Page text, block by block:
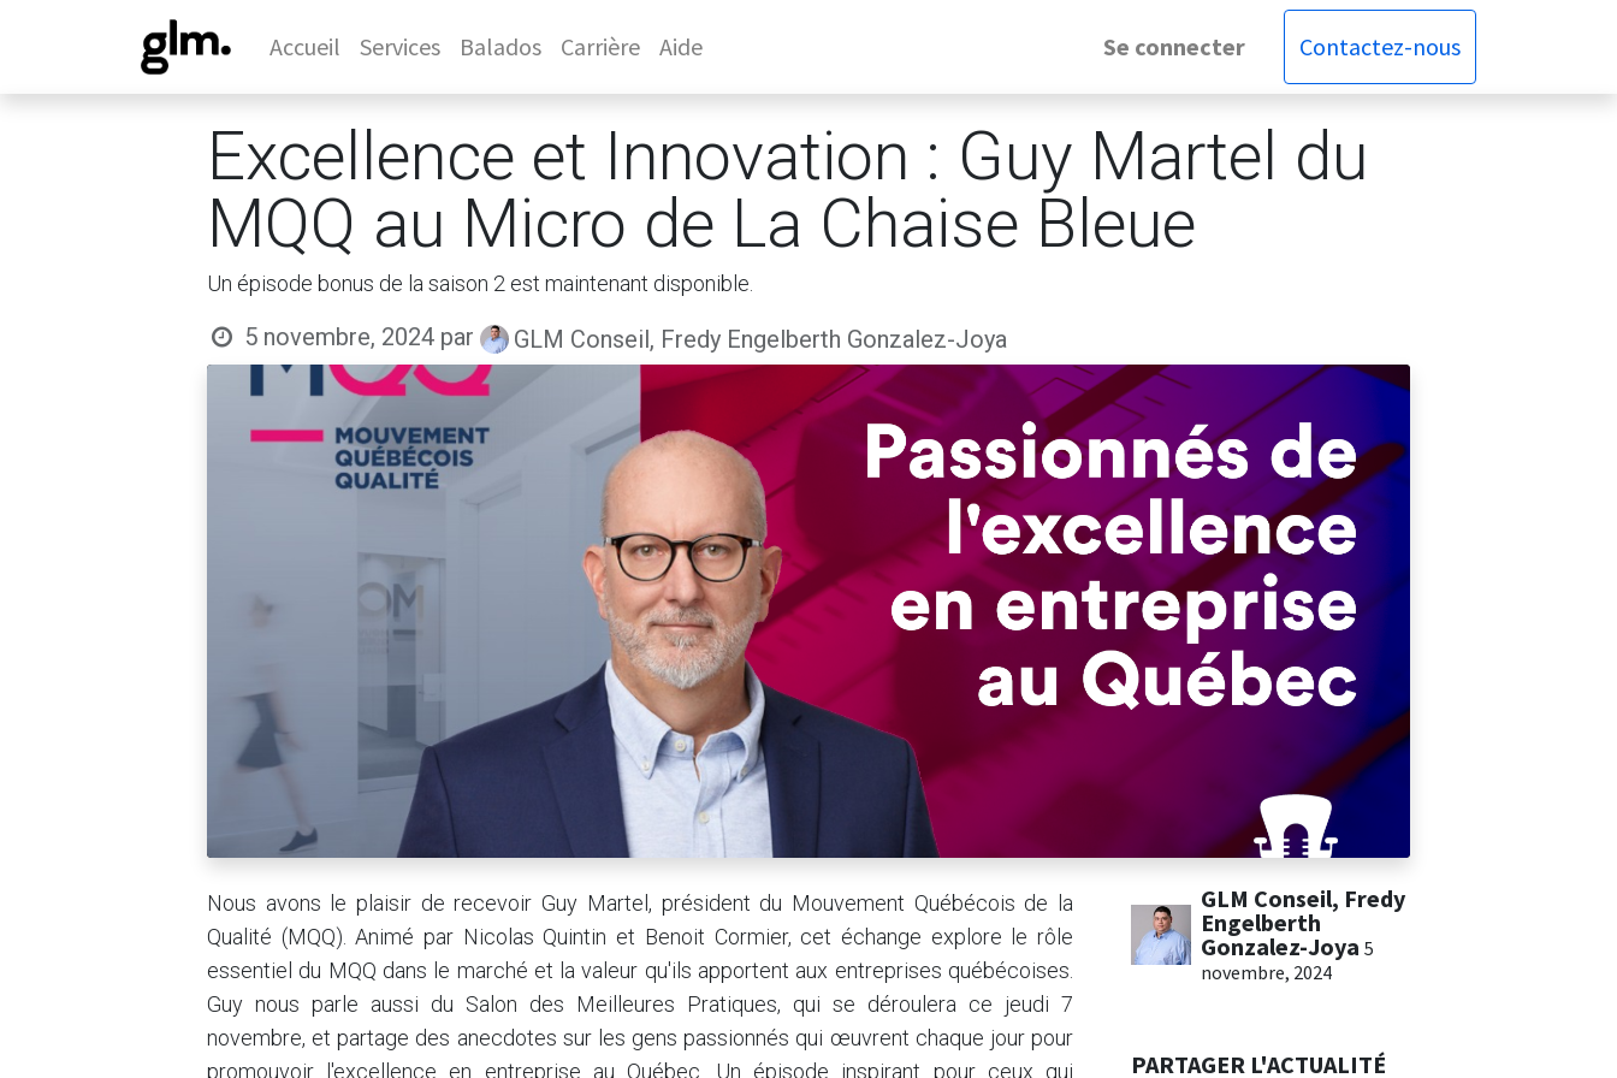
Accueil Services Balados Carrière Aide Se connecter Contactez-nous
Excellence et Innovation : Guy Martel du
MQQ au Micro de La Chaise Bleue
Un épisode bonus de la saison 2 est maintenant disponible.
5 novembre, 2024 par GLM Conseil, Fredy Engelberth Gonzalez-Joya
Nous avons le plaisir de recevoir Guy Martel, président du Mouvement Québécois de la
Qualité (MQQ). Animé par Nicolas Quintin et Benoit Cormier, cet échange explore le rôle
essentiel du MQQ dans le marché et la valeur qu'ils apportent aux entreprises québécoises.
Guy nous parle aussi du Salon des Meilleures Pratiques, qui se déroulera ce jeudi 7
novembre, et partage des anecdotes sur les gens passionnés qui œuvrent chaque jour pour
promouvoir l'excellence en entreprise au Québec. Un épisode inspirant pour ceux qui
GLM Conseil, Fredy
Engelberth
Gonzalez-Joya 5
novembre, 2024
PARTAGER L'ACTUALITÉ